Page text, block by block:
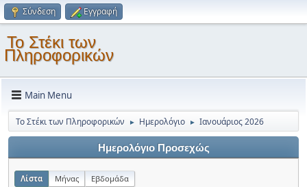
Σύνδεση Εγγραφή
Το Στέκι των
Πληροφορικών
Main Menu
Το Στέκι των Πληροφορικών ► Ημερολόγιο ► Ιανουάριος 2026
Ημερολόγιο Προσεχώς
Λίστα Μήνας Εβδομάδα